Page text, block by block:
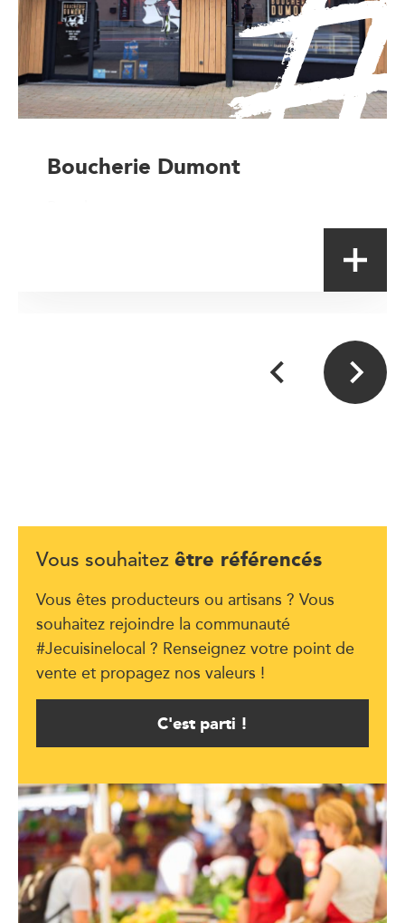
Boucherie Dumont
Vous souhaitez être référencés
Vous êtes producteurs ou artisans ? Vous
souhaitez rejoindre la communauté
#Jecuisinelocal ? Renseignez votre point de
vente et propagez nos valeurs !
C'est parti !